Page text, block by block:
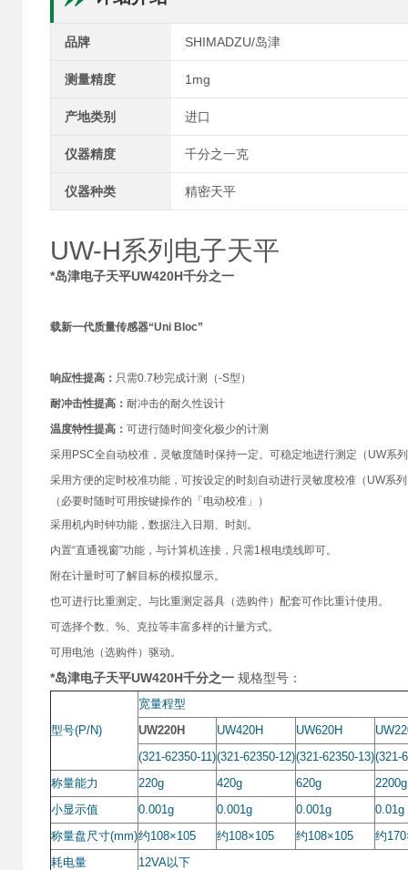
品牌 SHIMADZU/岛津
测量精度 1mg
产地类别 进口
仪器精度 千分之一克
仪器种类 精密天平
UW-H系列电子天平
*岛津电子天平UW420H千分之一
载新一代质量传感器“Uni Bloc”
响应性提高： 只需0.7秒完成计测（-S型）
耐冲击性提高： 耐冲击的耐久性设计
温度特性提高： 可进行随时间变化极少的计测
采用PSC全自动校准，灵敏度随时保持一定。可稳定地进行测定（UW系
采用方便的定时校准功能，可按设定的时刻自动进行灵敏度校准（UW系
（必要时随时可用按键操作的「电动校准」）
采用机内时钟功能，数据注入日期、时刻。
内置“直通视窗”功能，与计算机连接，只需1根电缆线即可。
附在计量时可了解目标的模拟显示。
也可进行比重测定。与比重测定器具（选购件）配套可作比重计使用。
可选择个数、%、克拉等丰富多样的计量方式。
可用电池（选购件）驱动。
*岛津电子天平UW420H千分之一 规格型号：
型号(P/N)
宽量程型
UW220H
UW420H UW620H
(321-62350-11)(321-62350-12)(321-62350-13)(321-
称量能力
220g 420g 620g
2200g
小显示值
0.001g 0.001g 0.001g
0.01g
称量盘尺寸(mm)约108×105 约108×105 约108×105
约
耗电量
12VA以下